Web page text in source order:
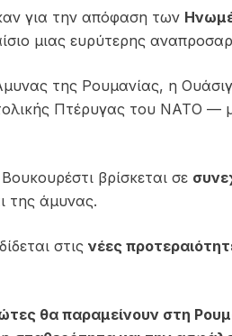
για την απόφαση των
μιας ευρύτερης
της Ρουμανίας, η
Πτέρυγας του ΝΑΤΟ —
βρίσκεται σε
της άμυνας.
στις νέες
θα παραμείνουν στη